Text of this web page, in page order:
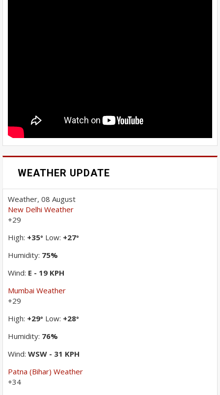
WEATHER UPDATE
Weather, 08 August
New Delhi Weather
+29
High: +35° Low: +27°
Humidity: 75%
Wind: E - 19 KPH
Mumbai Weather
+29
High: +29° Low: +28°
Humidity: 76%
Wind: WSW - 31 KPH
Patna (Bihar) Weather
+34